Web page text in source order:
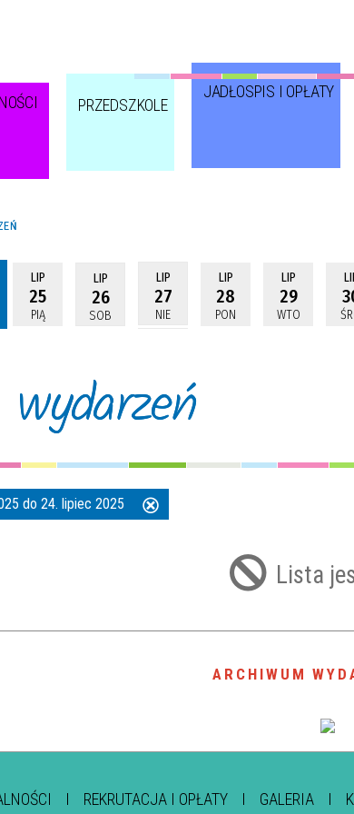
PRZEDSZKOLE
JADŁOSPIS I OPŁATY
LIP
25
PIĄ
LIP
26
SOB
LIP
27
NIE
LIP
28
PON
LIP
29
WTO
do 24. lipiec 2025
Lista
ARCHIWUM
REKRUTACJA I OPŁATY GALERIA